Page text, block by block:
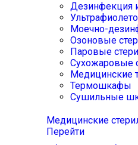
Дезинфекция
Моечно-
Озоновые
Паровые
Сухожаровые
Медицинские
Термошкафы
Сушильные
Медицинские
Перейти